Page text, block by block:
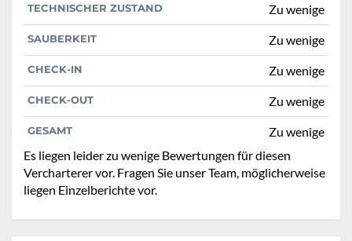
TECHNISCHER ZUSTAND Zu wenige
SAUBERKEIT Zu wenige
CHECK-IN Zu wenige
CHECK-OUT Zu wenige
GESAMT
Zu wenige
Es liegen leider zu wenige Bewertungen für diesen
Vercharterer vor. Fragen Sie unser Team, möglicherweise
liegen Einzelberichte vor.